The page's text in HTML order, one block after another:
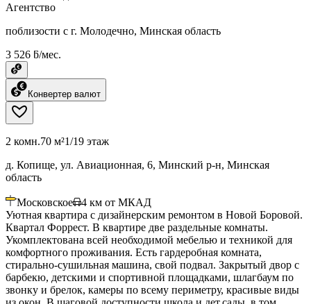
Агентство
поблизости с г. Молодечно, Минская область
3 526 ƃ/мес.
Конвертер валют
2 комн.70 м²1/19 этаж
д. Копище, ул. Авиационная, 6, Минский р-н, Минская
область
Московское 4 км от МКАД
Уютная квартира с дизайнерским ремонтом в Новой Боровой.
Квартал Форрест. В квартире две раздельные комнаты.
Укомплектована всей необходимой мебелью и техникой для
комфортного проживания. Есть гардеробная комната,
стирально-сушильная машина, свой подвал. Закрытый двор с
барбекю, детскими и спортивной площадками, шлагбаум по
звонку и брелок, камеры по всему периметру, красивые виды